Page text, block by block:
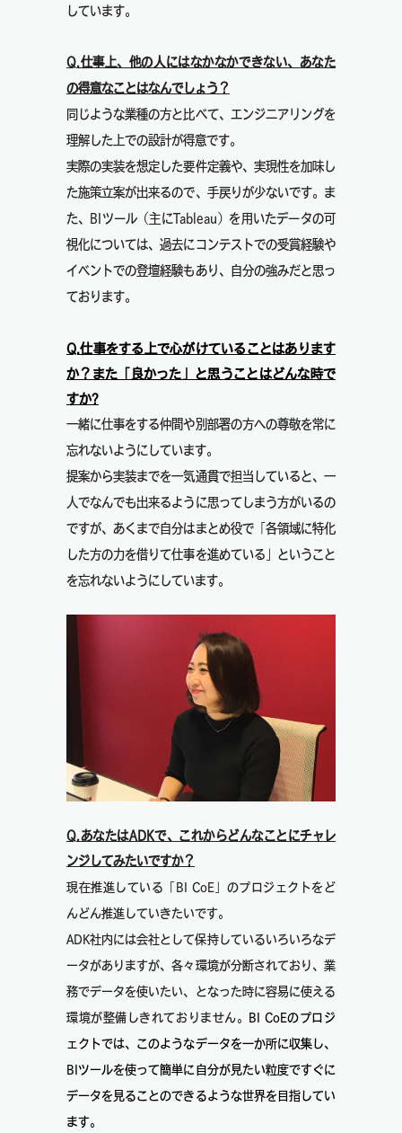
しています。
Q.仕事上、他の人にはなかなかできない、あなた
の得意なことはなんでしょう？
同じような業種の方と比べて、エンジニアリングを
理解した上での設計が得意です。
実際の実装を想定した要件定義や、実現性を加味し
た施策立案が出来るので、手戻りが少ないです。 ま
た、BIツール（主にTableau）を用いたデータの可
視化については、過去にコンテストでの受賞経験や
イベントでの登壇経験もあり、自分の強みだと思っ
ております。
Q.仕事をする上で心がけていることはあります
か？また「良かった」と思うことはどんな時で
すか?
一緒に仕事をする仲間や別部署の方への尊敬を常に
忘れないようにしています。
提案から実装までを一気通貫で担当していると、一
人でなんでも出来るように思ってしまう方がいるの
ですが、あくまで自分はまとめ役で「各領域に特化
した方の力を借りて仕事を進めている」ということ
を忘れないようにしています。
Q.あなたはADKで、これからどんなことにチャレ
ンジしてみたいですか？
現在推進している「BI CoE」のプロジェクトをど
んどん推進していきたいです。
ADK社内には会社として保持しているいろいろなデ
ータがありますが、各々環境が分断されており、業
務でデータを使いたい、となった時に容易に使える
環境が整備しきれておりません。 BI CoEのプロジ
ェクトでは、このようなデータを一か所に収集し、
BIツールを使って簡単に自分が見たい粒度ですぐに
データを見ることのできるような世界を目指してい
ます。